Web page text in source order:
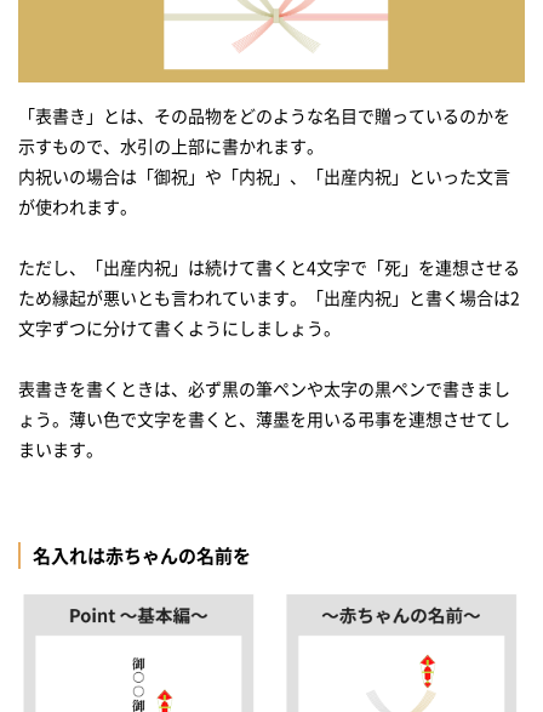
「表書き」とは、その品物をどのような名目で贈っているのかを
示すもので、水引の上部に書かれます。
内祝いの場合は「御祝」や「内祝」、「出産内祝」といった文言
が使われます。
ただし、「出産内祝」は続けて書くと4文字で「死」を連想させる
ため縁起が悪いとも言われています。「出産内祝」と書く場合は2
文字ずつに分けて書くようにしましょう。
表書きを書くときは、必ず黒の筆ペンや太字の黒ペンで書きまし
ょう。薄い色で文字を書くと、薄墨を用いる弔事を連想させてし
まいます。
名入れは赤ちゃんの名前を